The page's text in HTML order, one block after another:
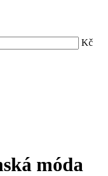
Kč
móda